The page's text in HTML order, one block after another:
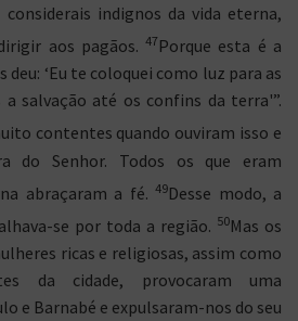
indignos da vida eterna,
aos pagãos.47 Porque esta é a
deu: ‘Eu te coloquei como luz para as
a salvação até os confins da terra'”.
contentes quando ouviram isso e
do Senhor. Todos os que eram
abraçaram a fé.49Desse modo, a
se por toda a região. 50Mas os
ricas e religiosas, assim como
da cidade, provocaram uma
e Barnabé e expulsaram-nos do seu